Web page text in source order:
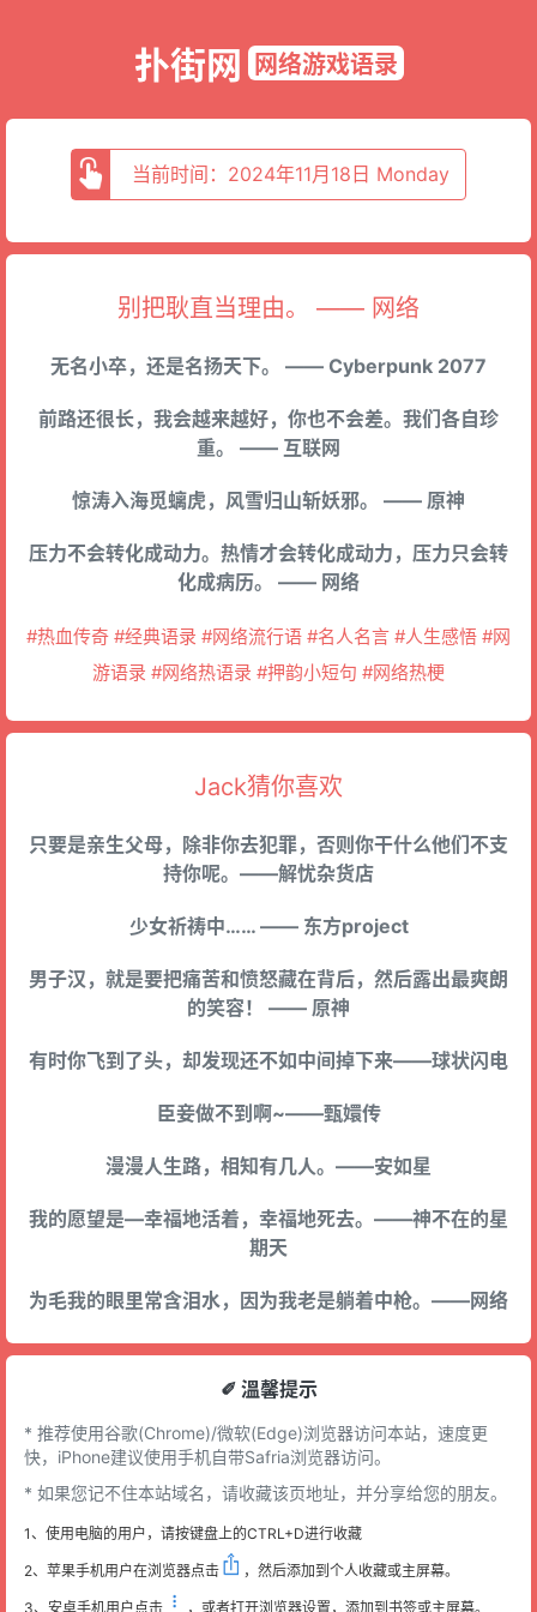
扑街网 网络游戏语录
当前时间：2024年11月18日 Monday
别把耿直当理由。 —— 网络
无名小卒，还是名扬天下。 —— Cyberpunk 2077
前路还很长，我会越来越好，你也不会差。我们各自珍
重。 —— 互联网
惊涛入海觅螭虎，风雪归山斩妖邪。 —— 原神
压力不会转化成动力。热情才会转化成动力，压力只会转
化成病历。 —— 网络
#热血传奇 #经典语录 #网络流行语 #名人名言 #人生感悟 #网
游语录 #网络热语录 #押韵小短句 #网络热梗
Jack猜你喜欢
只要是亲生父母，除非你去犯罪，否则你干什么他们不支
持你呢。——解忧杂货店
少女祈祷中…… —— 东方project
男子汉，就是要把痛苦和愤怒藏在背后，然后露出最爽朗
的笑容！ —— 原神
有时你飞到了头，却发现还不如中间掉下来——球状闪电
臣妾做不到啊~——甄嬛传
漫漫人生路，相知有几人。——安如星
我的愿望是—幸福地活着，幸福地死去。——神不在的星
期天
为毛我的眼里常含泪水，因为我老是躺着中枪。——网络
✐ 溫馨提示
* 推荐使用谷歌(Chrome)/微软(Edge)浏览器访问本站，速度更
快，iPhone建议使用手机自带Safria浏览器访问。
* 如果您记不住本站域名，请收藏该页地址，并分享给您的朋友。
1、使用电脑的用户，请按键盘上的CTRL+D进行收藏
2、苹果手机用户在浏览器点击 ，然后添加到个人收藏或主屏幕。
3、安卓手机用户点击 ，或者打开浏览器设置，添加到书签或主屏幕。